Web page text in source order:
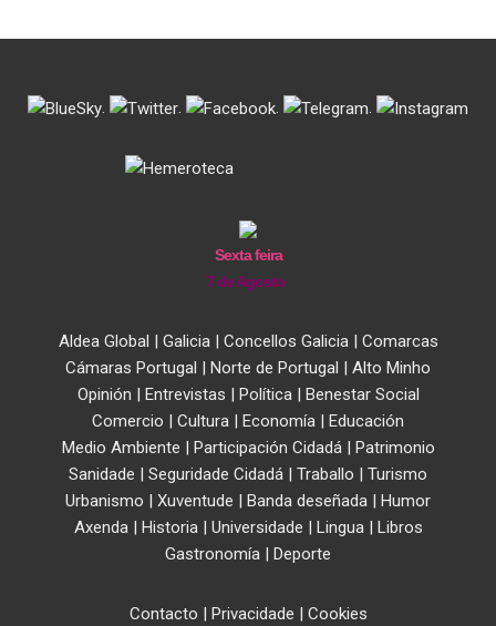
. . . .
Sexta feira
7 de Agosto
Aldea Global | Galicia| Concellos Galicia| Comarcas
Cámaras Portugal | Norte de Portugal | Alto Minho
Opinión | Entrevistas | Política| Benestar Social
Comercio | Cultura | Economía | Educación
Medio Ambiente | Participación Cidadá| Patrimonio
Sanidade | Seguridade Cidadá | Traballo | Turismo
Urbanismo | Xuventude | Banda deseñada | Humor
Axenda| Historia| Universidade | Lingua| Libros
Gastronomía | Deporte
Contacto | Privacidade | Cookies